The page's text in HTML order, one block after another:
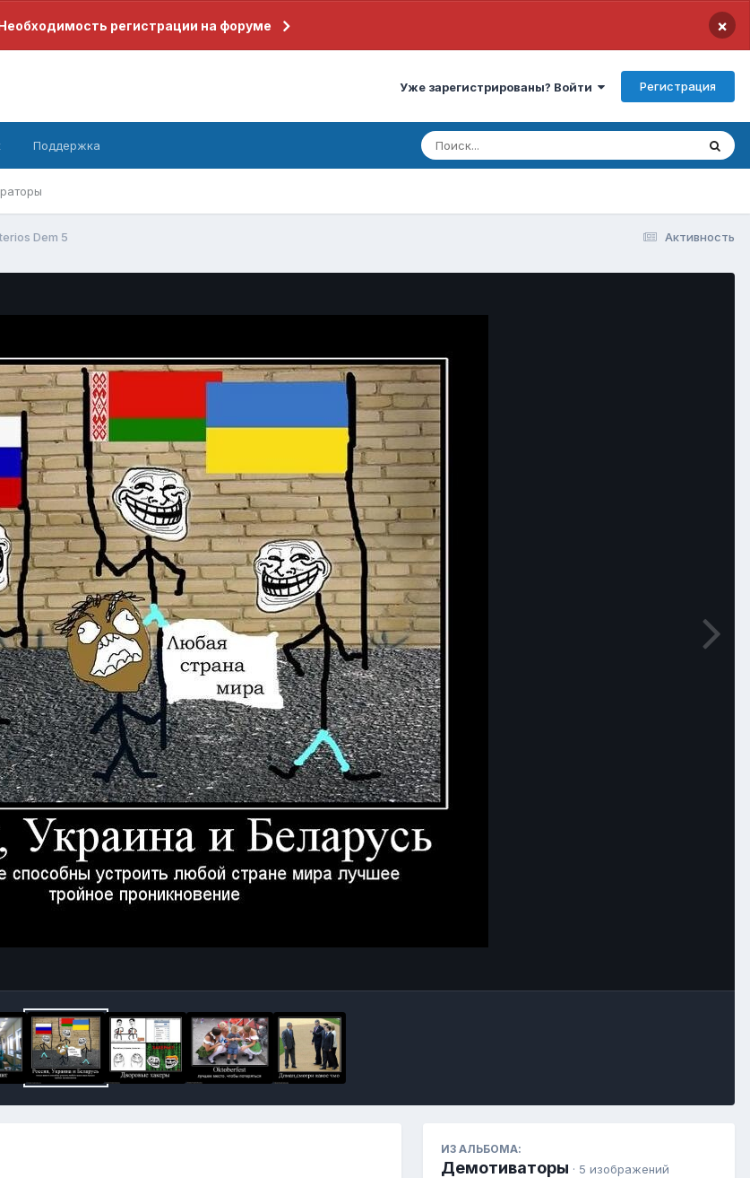
регистрации на форуме ×
Уже зарегистрированы? Войти Регистрация
Поддержка
Активность
Dem 5
ИЗ АЛЬБОМА:
Демотиваторы · 5 изображений